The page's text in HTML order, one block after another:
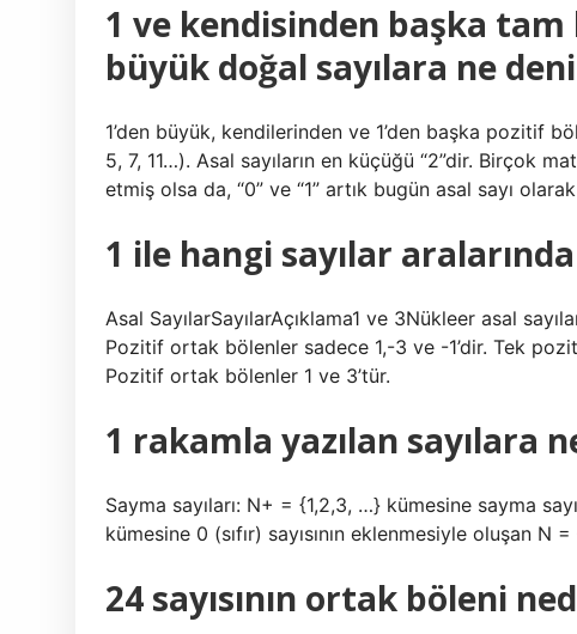
1 ve kendisinden başka
büyük doğal sayılara ne
1’den büyük, kendilerinden ve 1’den başka pozitif
5, 7, 11…). Asal sayıların en küçüğü “2”dir. Birçok
etmiş olsa da, “0” ve “1” artık bugün asal sayı
1 ile hangi sayılar
Asal SayılarSayılarAçıklama1 ve 3Nükleer asal
Pozitif ortak bölenler sadece 1,-3 ve -1’dir. Tek
Pozitif ortak bölenler 1 ve 3’tür.
1 rakamla yazılan sayılara
Sayma sayıları: N+ = {1,2,3, …} kümesine sayma
kümesine 0 (sıfır) sayısının eklenmesiyle oluşan
24 sayısının ortak böleni